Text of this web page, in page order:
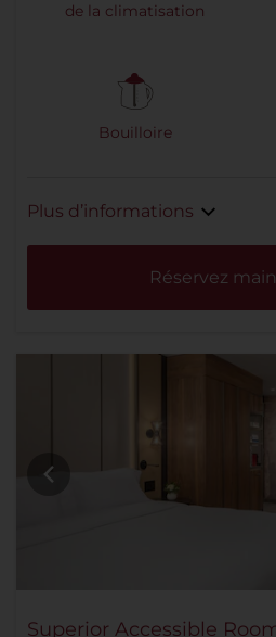
de la climatisation
Bouilloire
Plus d’informations
Réservez
Superior Accessible